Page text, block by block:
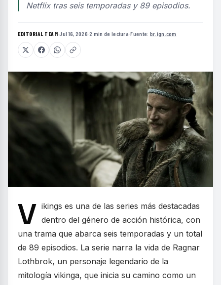
Netflix tras seis temporadas y 89 episodios.
EDITORIAL TEAM·Jul 16, 2026·2 min de lectura·Fuente: br.ign.com
V ikings es una de las series más destacadas
dentro del género de acción histórica, con
una trama que abarca seis temporadas y un total
de 89 episodios. La serie narra la vida de Ragnar
Lothbrok, un personaje legendario de la
mitología vikinga, que inicia su camino como un